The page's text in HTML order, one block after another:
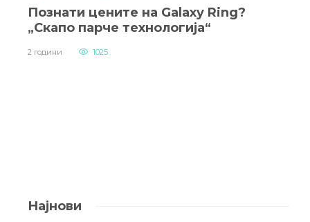
Познати цените на Galaxy Ring?
„Скапо парче технологија“
2 години 1025
Најнови